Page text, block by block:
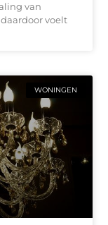
van
voelt
WONINGEN